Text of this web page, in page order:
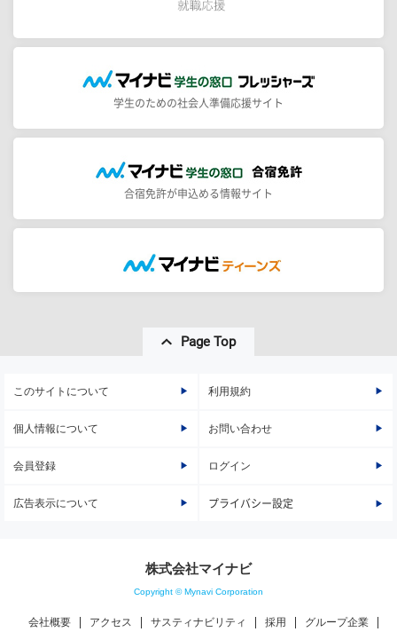
学生のための社会人準備応援サイト
合宿免許が申込める情報サイト
Page Top
このサイトについて 利用規約
個人情報について お問い合わせ
会員登録 ログイン
広告表示について プライバシー設定
株式会社マイナビ
Copyright © Mynavi Corporation
会社概要 アクセス サスティナビリティ 採用 グループ企業